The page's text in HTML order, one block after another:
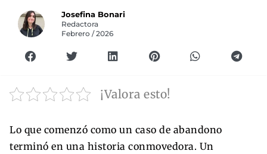
Josefina Bonari
Redactora
Febrero / 2026
¡Valora esto!
Lo que comenzó como un caso de abandono
terminó en una historia conmovedora. Un